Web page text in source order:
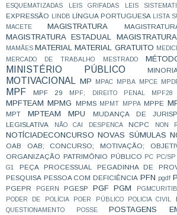
ESQUEMATIZADAS
LEIS GRIFADAS LEIS
EXPRESSÃO
LINDB LÍNGUA PORTUGUESA LISTA
MACETE MAGISTRATURA
MAGISTRATURA ESTADUAL
MAMÃES MATERIAL MATERIAL GRATUITO
MERCADO DE TRABALHO MESTRADO
MINISTÉRIO PÚBLICO
MOTIVACIONAL
MP MPAC MPBA MPCE
MPF MPF 29 MPF; DIREITO PENAL MPF28
MPFTEAM MPMG MPMS MPMT MPPA MPPE
MPT
MPTEAM MPU MUDANÇA DE
LEGISLATIVA
NÃO CAI DESPENCA NCPC NON
NOTÍCIADECONCURSO NOVAS SÚMULAS
OAB OAB; CONCURSO; MOTIVAÇÃO;
ORGANIZAÇÃO PATRIMÔNIO PÚBLICO PC PC/SP
G1
PEÇA PROCESSUAL PEGADINHA DE
PESQUISA PESSOA COM DEFICIÊNCIA PFN pgdf
PGEPR PGERN PGESP PGF PGM
PODER DE POLÍCIA POER PÚBLICO POLICIA CIVIL
QUESTIONAMENTO
POSSE POSTAGENS